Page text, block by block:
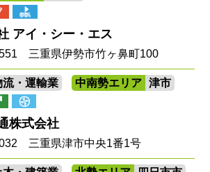
アイ・シー・エス
三重県伊勢市竹ヶ鼻町100
流・運輸業 中南勢エリア 津市
株式会社
三重県津市中央1番1号